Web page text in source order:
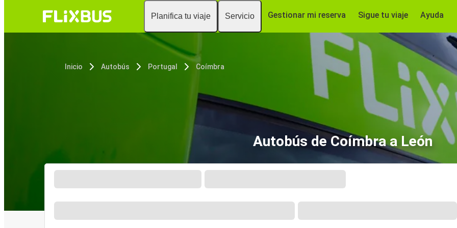
Planifica tu viaje Servicio Gestionar mi reserva Sigue tu viaje Ayuda
Inicio Autobús Portugal Coímbra
Autobús de Coímbra a León